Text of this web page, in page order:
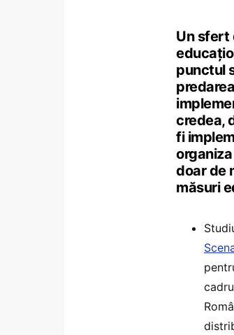
Un sfert
punctul
credea,
fi
doar de
măsuri